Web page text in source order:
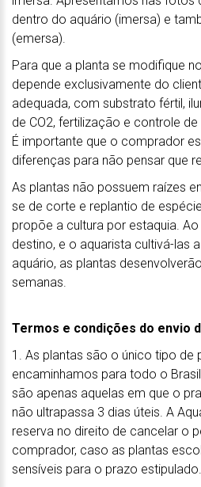
dentro do aquário (imersa) e
(emersa).
Para que a planta se modifique
depende exclusivamente do
adequada, com substrato fértil,
de CO2, fertilização e controle
É importante que o comprador
diferenças para não pensar que
As plantas não possuem raízes
se de corte e replantio de
propõe a cultura por estaquia.
destino, e o aquarista cultivá-las
aquário, as plantas
semanas.
Termos e condições do envio
1. As plantas são o único tipo de
encaminhamos para todo o
são apenas aquelas em que o
não ultrapassa 3 dias úteis. A
reserva no direito de cancelar o
comprador, caso as plantas
sensíveis para o prazo estipulado.